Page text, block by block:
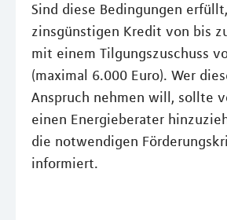
Sind diese Bedingungen
zinsgünstigen Kredit von bis
mit einem Tilgungszuschuss
(maximal 6.000 Euro). Wer
Anspruch nehmen will, sollte
einen Energieberater
die notwendigen
informiert.